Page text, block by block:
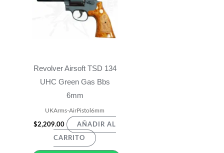
Revolver Airsoft TSD 134
UHC Green Gas Bbs
6mm
UKArms-AirPistol6mm
$2,209.00 AÑADIR AL
CARRITO